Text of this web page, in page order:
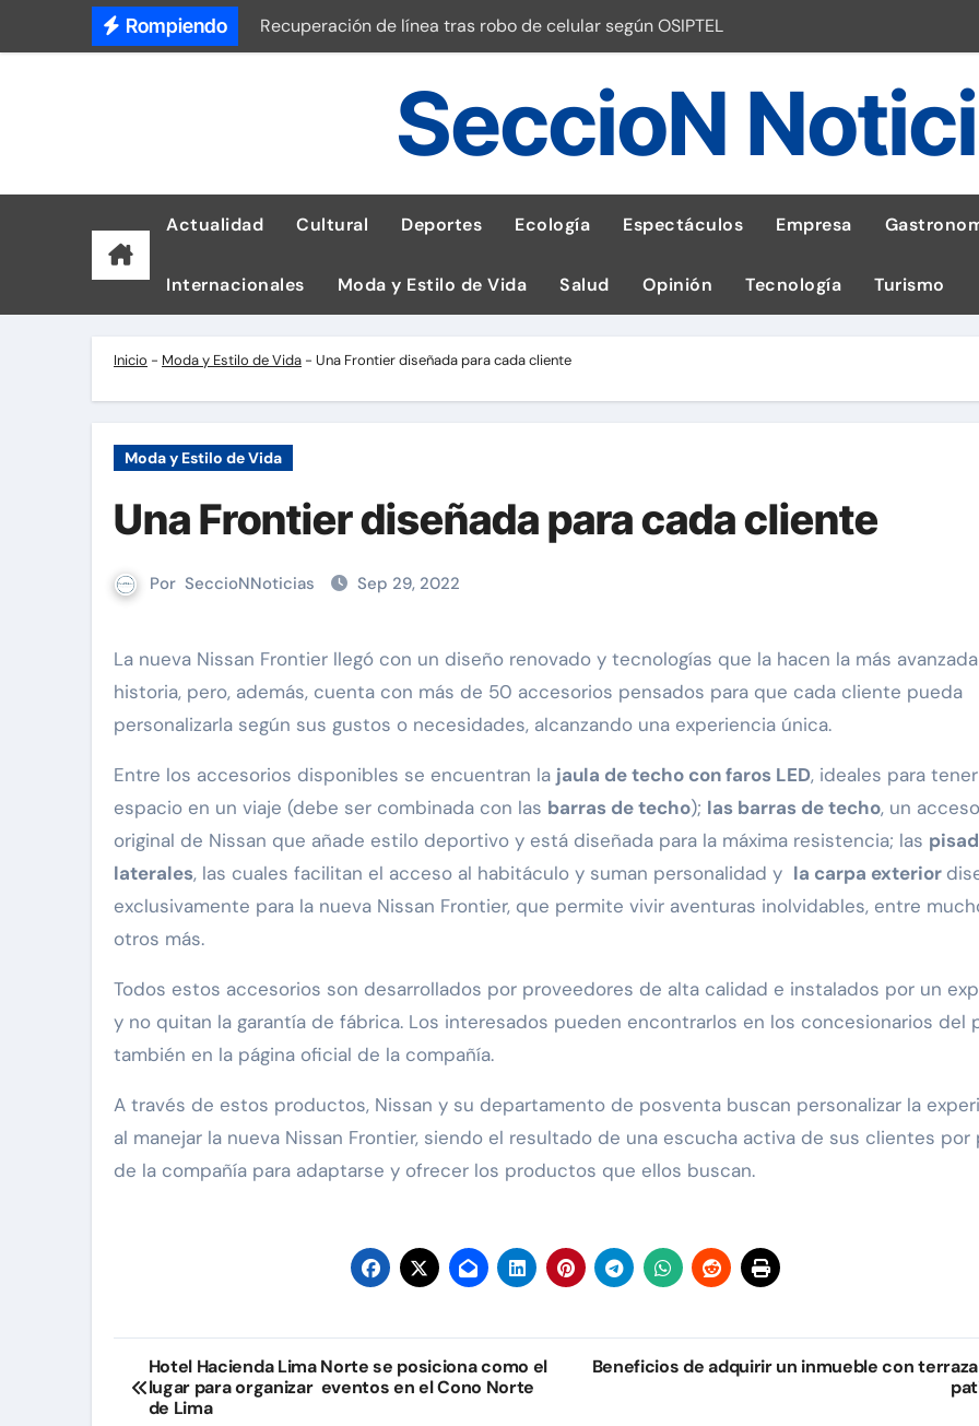
Rompiendo
Recuperación de línea tras robo de celular según OSIPTEL
Universitario vs Sporting Cristal: ¡Descarga la app de Meridianbet y gana una jugada gratis
Así luce el reloj de G-SHOCK inspirado en la fuerza de un volcán
Laptops para Tumbes: ASUS entrega 1,600 equipos educativos
Pluz Energía reporta 800 fallas por ignorar distancias de seguridad
Tetra Pak reduce un 56% de emisiones de GEI en sus operaciones
SeccioN
Actualidad Cultural Deportes Ecología Espectáculos Empresa
Internacionales Moda y Estilo de Vida Salud Opinión Tecnología Turismo
Inicio - Moda y Estilo de Vida - Una Frontier diseñada para cada cliente
Moda y Estilo de Vida
Una Frontier diseñada para cada cliente
Por SeccioNNoticias Sep 29, 2022
La nueva Nissan Frontier llegó con un diseño renovado y tecnologías que la hacen la más avanzada de la
historia, pero, además, cuenta con más de 50 accesorios pensados para que cada cliente pueda
personalizarla según sus gustos o necesidades, alcanzando una experiencia única.
Entre los accesorios disponibles se encuentran la jaula de techo con faros LED, ideales para
espacio en un viaje (debe ser combinada con las barras de techo); las barras de techo, un
original de Nissan que añade estilo deportivo y está diseñada para la máxima resistencia; las
laterales, las cuales facilitan el acceso al habitáculo y suman personalidad y la carpa exterior
exclusivamente para la nueva Nissan Frontier, que permite vivir aventuras inolvidables, entre
otros más.
Todos estos accesorios son desarrollados por proveedores de alta calidad e instalados por un
y no quitan la garantía de fábrica. Los interesados pueden encontrarlos en los concesionarios del
también en la página oficial de la compañía.
A través de estos productos, Nissan y su departamento de posventa buscan personalizar la
al manejar la nueva Nissan Frontier, siendo el resultado de una escucha activa de sus clientes por
de la compañía para adaptarse y ofrecer los productos que ellos buscan.
Navegación
de
Hotel Hacienda Lima Norte se posiciona como el
lugar para organizar eventos en el Cono Norte
de Lima
Beneficios de adquirir un inmueble con